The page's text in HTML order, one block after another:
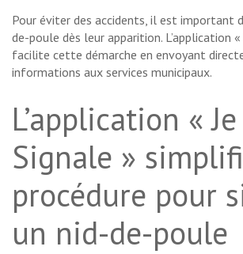
Pour éviter des accidents, il est important
de-poule dès leur apparition. L’application «
facilite cette démarche en envoyant
informations aux services municipaux.
L’application « Je
Signale »
procédure pour
un nid-de-poule